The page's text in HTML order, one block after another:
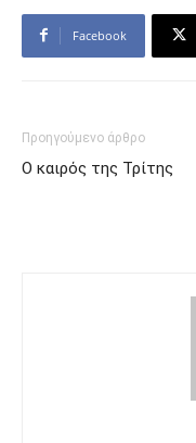
Facebook
Προηγούμενο άρθρο
Ο καιρός της Τρίτης